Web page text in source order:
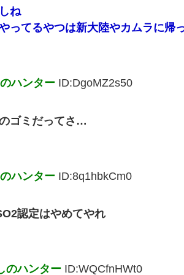
ね
ってるやつは新大陸やカムラに帰
ハンター ID:DgoMZ2s50
ゴミだってさ…
ハンター ID:8q1hbkCm0
認定はやめてやれ
のハンター ID:WQCfnHWt0